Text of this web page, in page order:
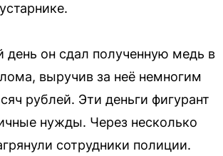
он сдал полученную медь в
выручив за неё немногим
рублей. Эти деньги фигурант
нужды. Через несколько
сотрудники полиции.